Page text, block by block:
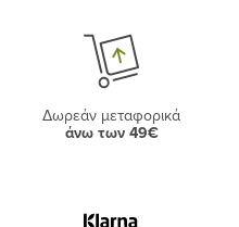
Δωρεάν μεταφορικά
άνω των 49€